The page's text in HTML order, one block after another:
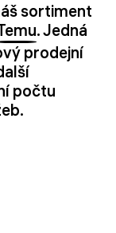
sortiment
. Jedná
prodejní
počtu